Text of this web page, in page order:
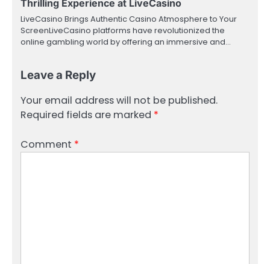
Thrilling Experience at LiveCasino
LiveCasino Brings Authentic Casino Atmosphere to Your
ScreenLiveCasino platforms have revolutionized the
online gambling world by offering an immersive and…
Leave a Reply
Your email address will not be published.
Required fields are marked *
Comment *